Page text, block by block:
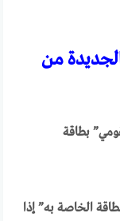
من
بطاقة
الخاصة به” إذا